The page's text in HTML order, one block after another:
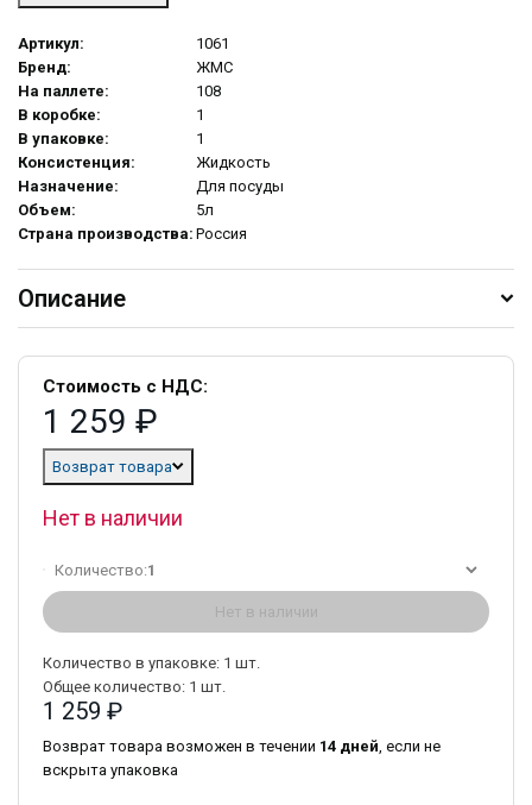
Артикул:
1061
Бренд:
ЖМС
На паллете:
108
В коробке:
1
В упаковке:
1
Консистенция:
Жидкость
Назначение:
Для посуды
Объем:
5л
Страна производства: Россия
Описание
Стоимость с НДС:
1 259 ₽
Возврат товара
Нет в наличии
Количество:1
Нет в наличии
Количество в упаковке: 1 шт.
Общее количество: 1 шт.
1 259 ₽
Возврат товара возможен в течении 14 дней , если не
вскрыта упаковка